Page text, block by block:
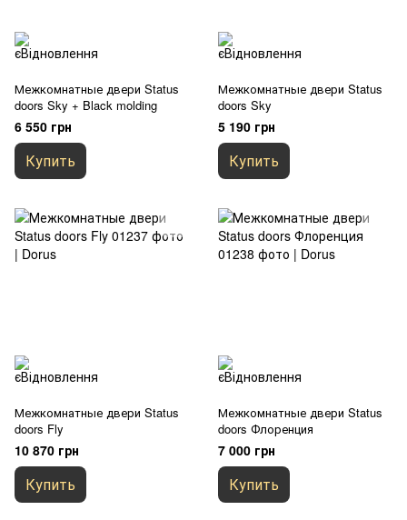
Межкомнатные двери Status
doors Sky + Black molding
6 550 грн
Купить
Межкомнатные двери Status
doors Sky
5 190 грн
Купить
Межкомнатные двери Status
doors Fly
10 870 грн
Купить
Межкомнатные двери Status
doors Флоренция
7 000 грн
Купить